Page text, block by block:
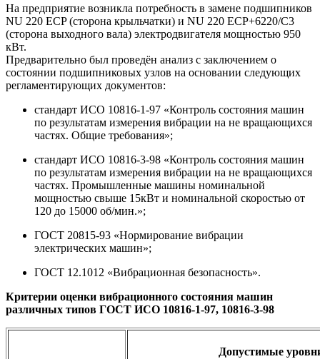
На предприятие возникла потребность в замене подшипников
NU 220 ECP (сторона крыльчатки) и NU 220 ECP+6220/С3
(сторона выходного вала) электродвигателя мощностью 950
кВт.
Предварительно был проведён анализ с заключением о
состоянии подшипниковых узлов на основании следующих
регламентирующих документов:
стандарт ИСО 10816-1-97 «Контроль состояния машин
по результатам измерения вибрации на не вращающихся
частях. Общие требования»;
стандарт ИСО 10816-3-98 «Контроль состояния машин
по результатам измерения вибрации на не вращающихся
частях. Промышленные машины номинальной
мощностью свыше 15кВт и номинальной скоростью от
120 до 15000 об/мин.»;
ГОСТ 20815-93 «Нормирование вибрации
электрических машин»;
ГОСТ 12.1012 «Вибрационная безопасность».
Критерии оценки вибрационного состояния машин
различных типов ГОСТ ИСО 10816-1-97, 10816-3-98
Допустимые